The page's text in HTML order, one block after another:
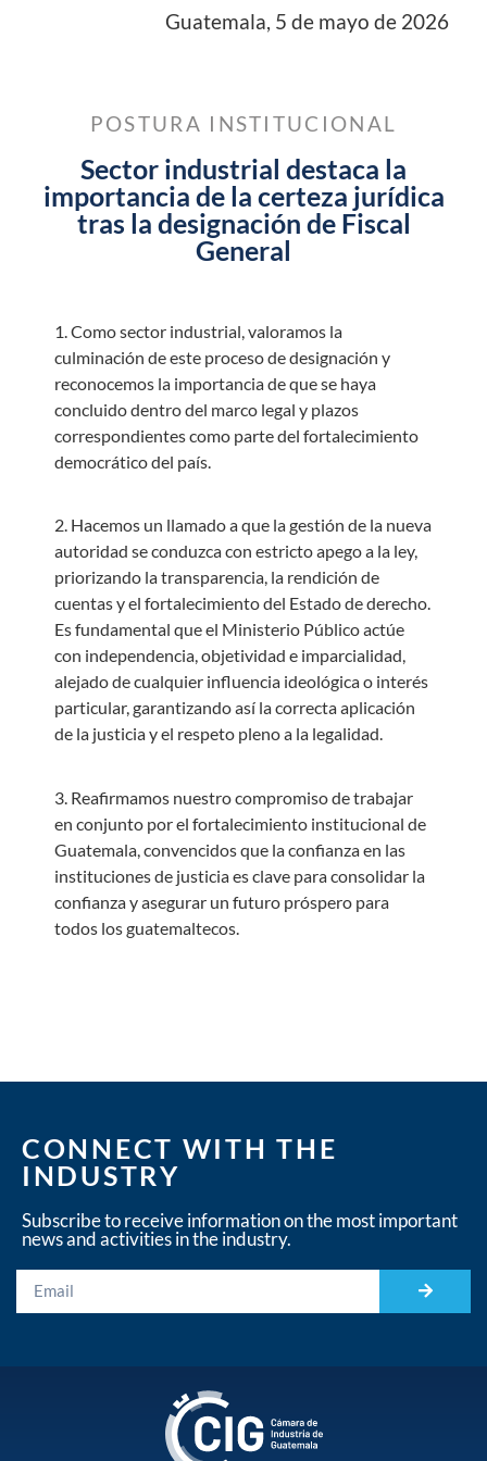
Guatemala, 5 de mayo de 2026
POSTURA INSTITUCIONAL
Sector industrial destaca la
importancia de la certeza jurídica
tras la designación de Fiscal
General
1. Como sector industrial, valoramos la
culminación de este proceso de designación y
reconocemos la importancia de que se haya
concluido dentro del marco legal y plazos
correspondientes como parte del fortalecimiento
democrático del país.
2. Hacemos un llamado a que la gestión de la nueva
autoridad se conduzca con estricto apego a la ley,
priorizando la transparencia, la rendición de
cuentas y el fortalecimiento del Estado de derecho.
Es fundamental que el Ministerio Público actúe
con independencia, objetividad e imparcialidad,
alejado de cualquier influencia ideológica o interés
particular, garantizando así la correcta aplicación
de la justicia y el respeto pleno a la legalidad.
3. Reafirmamos nuestro compromiso de trabajar
en conjunto por el fortalecimiento institucional de
Guatemala, convencidos que la confianza en las
instituciones de justicia es clave para consolidar la
confianza y asegurar un futuro próspero para
todos los guatemaltecos.
CONNECT WITH THE
INDUSTRY
Subscribe to receive information on the most important
news and activities in the industry.